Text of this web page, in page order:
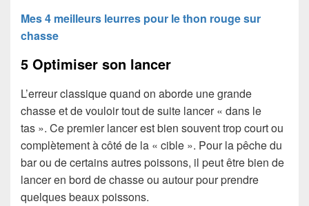
Mes 4 meilleurs leurres pour le thon rouge sur
chasse
5 Optimiser son lancer
L’erreur classique quand on aborde une grande
chasse et de vouloir tout de suite lancer « dans le
tas ». Ce premier lancer est bien souvent trop court ou
complètement à côté de la « cible ». Pour la pêche du
bar ou de certains autres poissons, il peut être bien de
lancer en bord de chasse ou autour pour prendre
quelques beaux poissons.